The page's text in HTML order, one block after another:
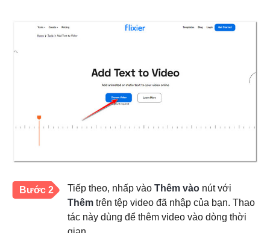
Bước 2 Tiếp theo, nhấp vào Thêm vào nút với
Thêm trên tệp video đã nhập của bạn. Thao
tác này dùng để thêm video vào dòng thời